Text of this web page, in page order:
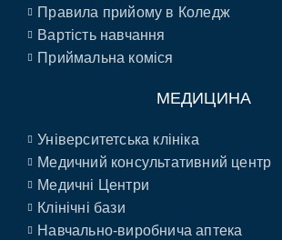
Правила прийому в Коледж
Вартість навчання
Приймальна коміся
МЕДИЦИНА
Університетська клініка
Медичний консультативний центр
Медичні Центри
Клінічні бази
Навчально-виробнича аптека